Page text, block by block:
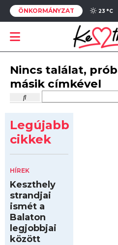
ÖNKORMÁNYZAT 23 °C
Nincs találat,
másik címkével
Legújabb
cikkek
HÍREK
Keszthely
strandjai
ismét a
Balaton
legjobbjai
között